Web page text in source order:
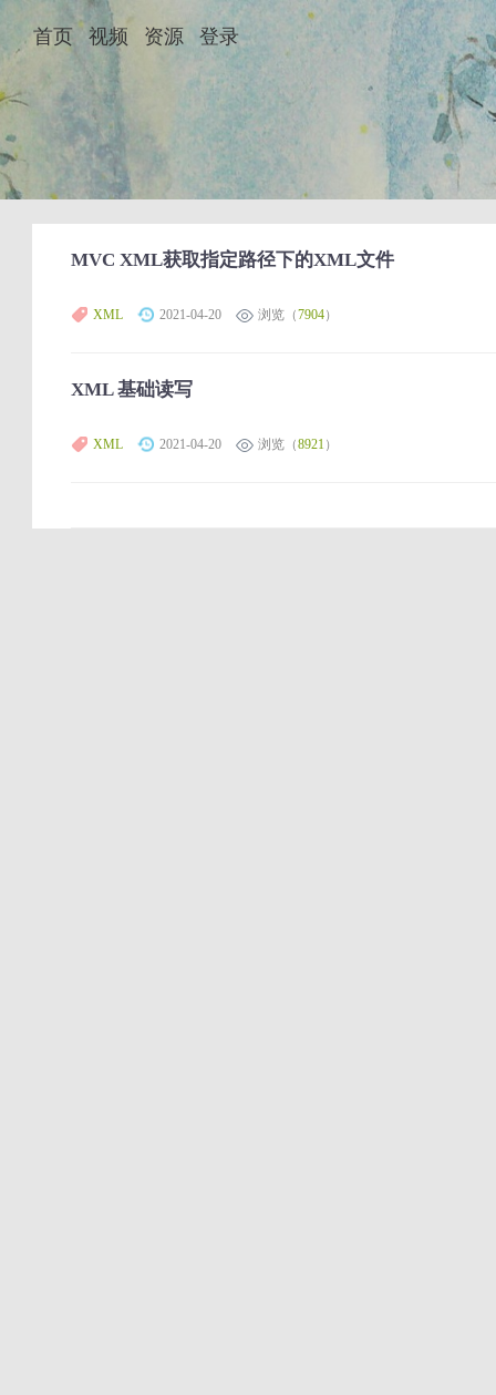
首页 视频 资源 登录
MVC XML获取指定路径下的XML文件
XML 2021-04-20 浏览（7904）
XML 基础读写
XML 2021-04-20 浏览（8921）